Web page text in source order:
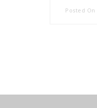
Posted On